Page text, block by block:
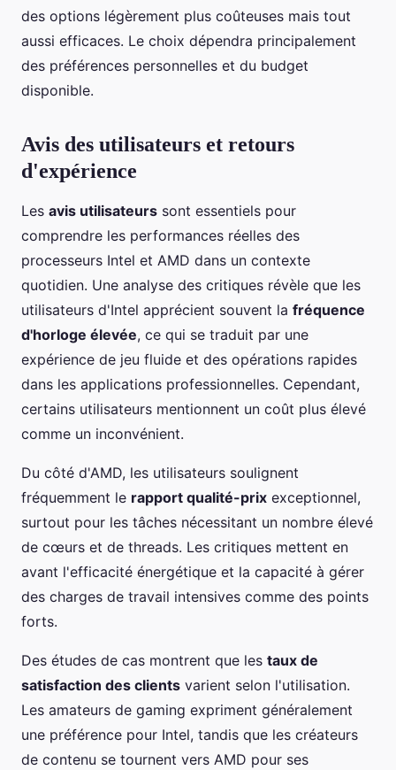
des options légèrement plus coûteuses mais tout
aussi efficaces. Le choix dépendra principalement
des préférences personnelles et du budget
disponible.
Avis des utilisateurs et retours
d'expérience
Les avis utilisateurs sont essentiels pour
comprendre les performances réelles des
processeurs Intel et AMD dans un contexte
quotidien. Une analyse des critiques révèle que les
utilisateurs d'Intel apprécient souvent la fréquence
d'horloge élevée, ce qui se traduit par une
expérience de jeu fluide et des opérations rapides
dans les applications professionnelles. Cependant,
certains utilisateurs mentionnent un coût plus élevé
comme un inconvénient.
Du côté d'AMD, les utilisateurs soulignent
fréquemment le rapport qualité-prix exceptionnel,
surtout pour les tâches nécessitant un nombre élevé
de cœurs et de threads. Les critiques mettent en
avant l'efficacité énergétique et la capacité à gérer
des charges de travail intensives comme des points
forts.
Des études de cas montrent que les taux de
satisfaction des clients varient selon l'utilisation.
Les amateurs de gaming expriment généralement
une préférence pour Intel, tandis que les créateurs
de contenu se tournent vers AMD pour ses